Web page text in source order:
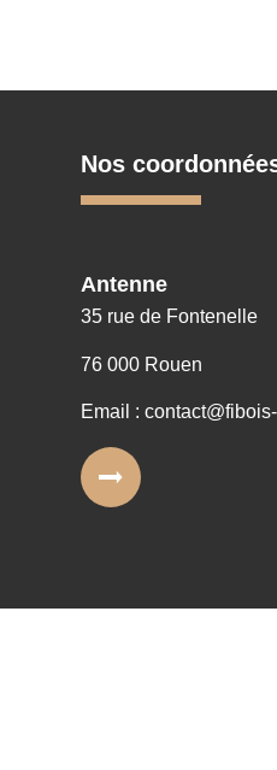
Nos
Antenne
35 rue de Fontenelle
76 000 Rouen
Email :